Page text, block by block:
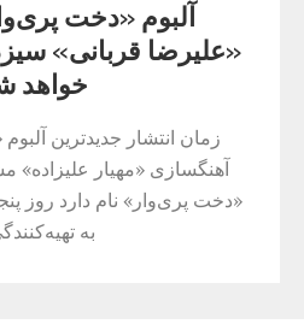
آلبوم «دخت
«علیرضا قربانی»
خواهد
زمان انتشار جدیدترین
آهنگسازی «مهیار
«دخت پری‌وار» نام دارد روز
به